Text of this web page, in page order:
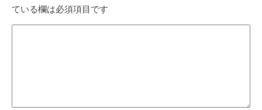
ている欄は必須項目です